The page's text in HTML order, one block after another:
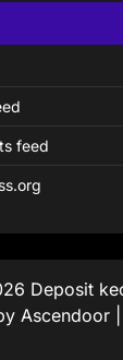
feed
Deposit
Ascendoor